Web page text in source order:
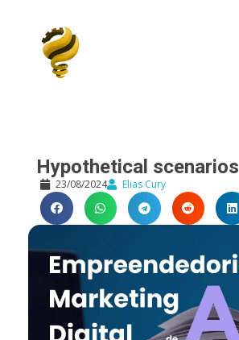
Hypothetical scenarios
23/08/2024 Elias Cury